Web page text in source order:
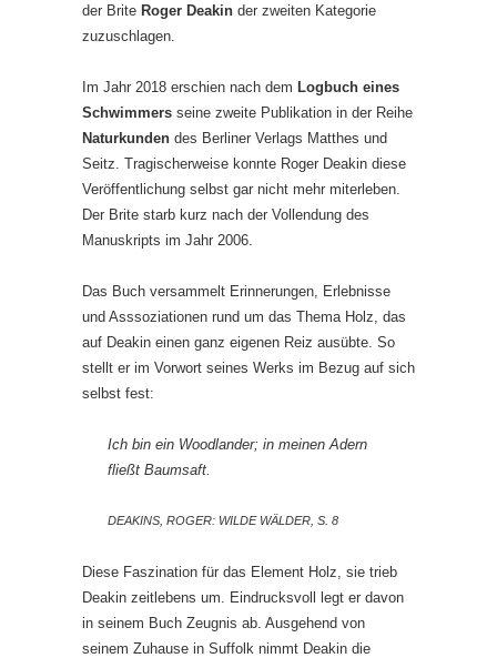
der Brite Roger Deakin der zweiten Kategorie
zuzuschlagen.
Im Jahr 2018 erschien nach dem Logbuch eines
Schwimmers seine zweite Publikation in der Reihe
Naturkunden des Berliner Verlags Matthes und
Seitz. Tragischerweise konnte Roger Deakin diese
Veröffentlichung selbst gar nicht mehr miterleben.
Der Brite starb kurz nach der Vollendung des
Manuskripts im Jahr 2006.
Das Buch versammelt Erinnerungen, Erlebnisse
und Asssoziationen rund um das Thema Holz, das
auf Deakin einen ganz eigenen Reiz ausübte. So
stellt er im Vorwort seines Werks im Bezug auf sich
selbst fest:
Ich bin ein Woodlander; in meinen Adern
fließt Baumsaft.
DEAKINS, ROGER: WILDE WÄLDER, S. 8
Diese Faszination für das Element Holz, sie trieb
Deakin zeitlebens um. Eindrucksvoll legt er davon
in seinem Buch Zeugnis ab. Ausgehend von
seinem Zuhause in Suffolk nimmt Deakin die